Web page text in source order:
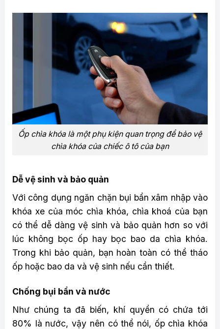
Ốp chìa khóa là một phụ kiện quan trọng để bảo vệ
chìa khóa của chiếc ô tô của bạn
Dễ vệ sinh và bảo quản
Với công dụng ngăn chặn bụi bẩn xâm nhập vào
khóa xe của móc chìa khóa, chìa khoá của bạn
có thể dễ dàng vệ sinh và bảo quản hơn so với
lúc không bọc ốp hay bọc bao da chìa khóa.
Trong khi bảo quản, bạn hoàn toàn có thể tháo
ốp hoặc bao da và vệ sinh nếu cần thiết.
Chống bụi bẩn và nước
Như chúng ta đã biến, khí quyển có chứa tới
80% là nước, vậy nên có thể nói, ốp chìa khóa